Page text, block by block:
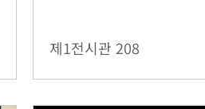
제1전시관 208